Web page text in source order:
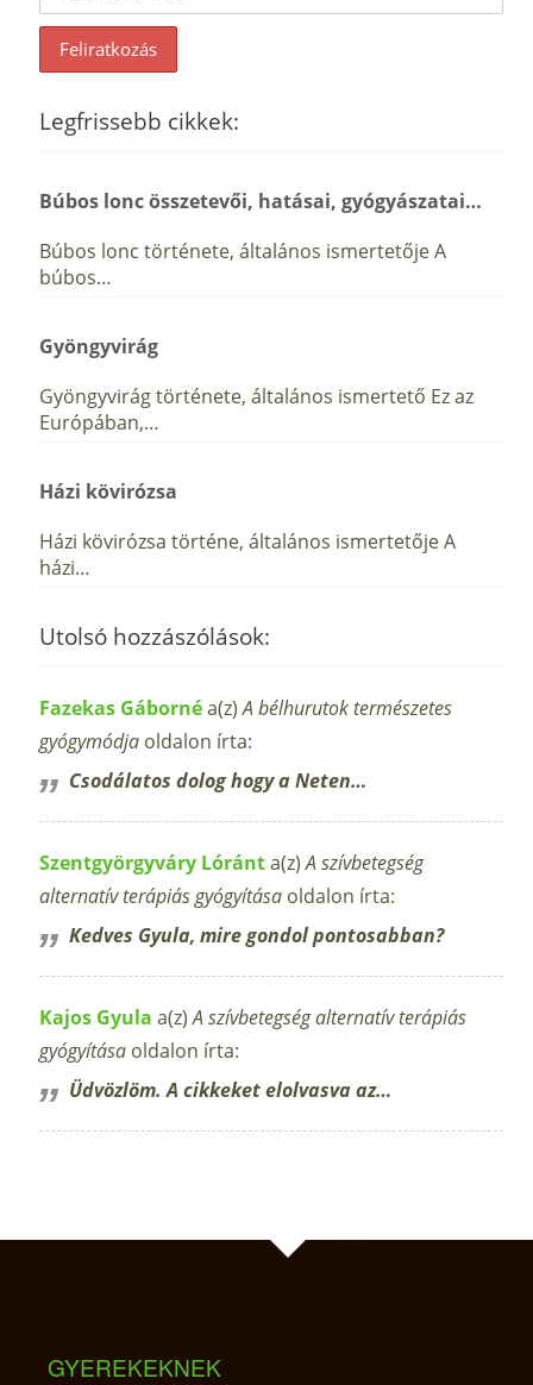
Legfrissebb cikkek:
Búbos lonc összetevői, hatásai, gyógyászatai…
Búbos lonc története, általános ismertetője A
búbos…
Gyöngyvirág
Gyöngyvirág története, általános ismertető Ez az
Európában,…
Házi kövirózsa
Házi kövirózsa történe, általános ismertetője A
házi…
Utolsó hozzászólások:
Fazekas Gábornéa(z)A bélhurutok természetes
gyógymódja oldalon írta:
Csodálatos dolog hogy a Neten…
Szentgyörgyváry Lóránta(z)A szívbetegség
alternatív terápiás gyógyítása oldalon írta:
Kedves Gyula, mire gondol pontosabban?
Kajos Gyula a(z)A szívbetegség alternatív terápiás
gyógyítása oldalon írta:
Üdvözlöm. A cikkeket elolvasva az…
GYEREKEKNEK